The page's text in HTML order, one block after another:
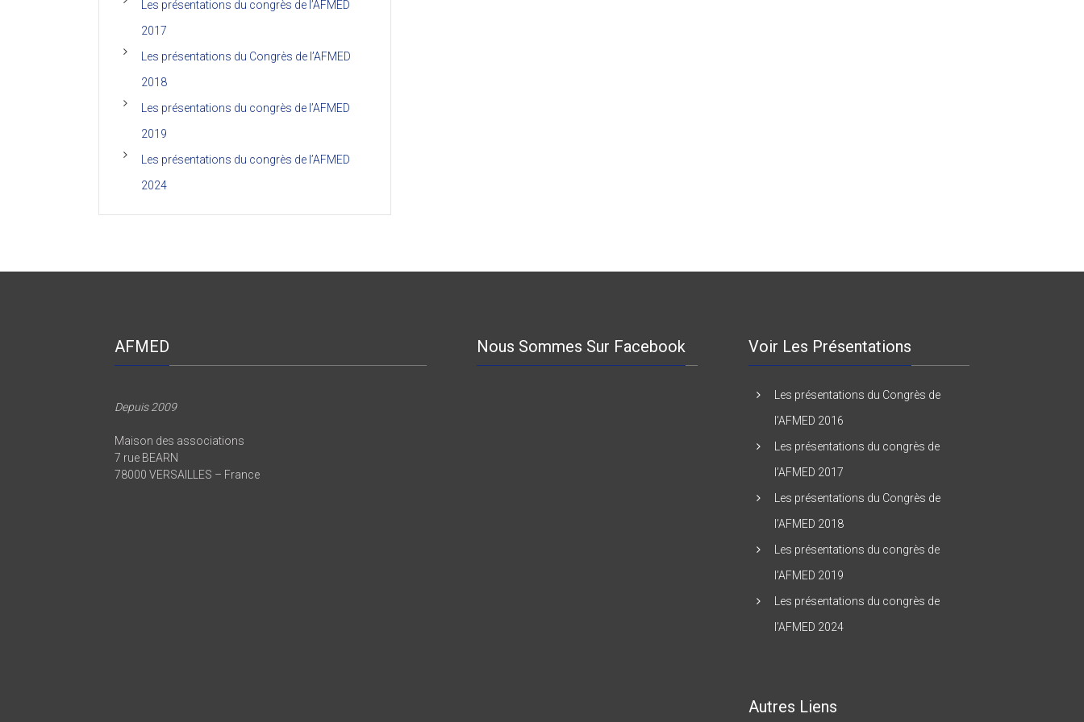
Les présentations du congrès de l’AFMED
2017
Les présentations du Congrès de l’AFMED
2018
Les présentations du congrès de l’AFMED
2019
Les présentations du congrès de l’AFMED
2024
AFMED
Depuis 2009
Maison des associations
7 rue BEARN
78000 VERSAILLES – France
Nous Sommes Sur Facebook Voir Les Présentations
Les présentations du Congrès de
l’AFMED 2016
Les présentations du congrès de
l’AFMED 2017
Les présentations du Congrès de
l’AFMED 2018
Les présentations du congrès de
l’AFMED 2019
Les présentations du congrès de
l’AFMED 2024
Autres Liens